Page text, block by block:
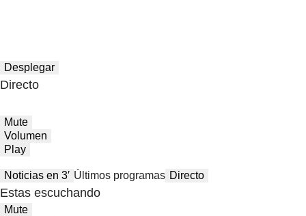
Desplegar
Directo
Mute
Volumen
Play
Noticias en 3′ Últimos programas Directo
Estas escuchando
Mute